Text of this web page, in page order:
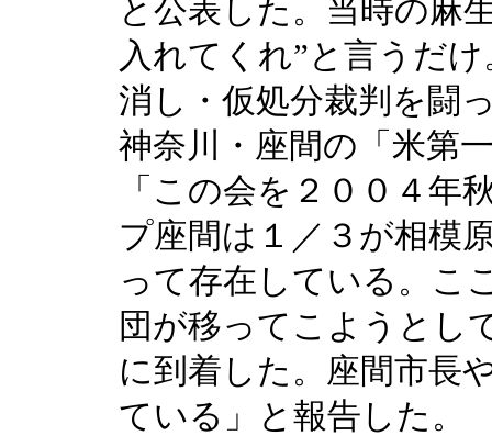
と公表した。当時の麻
入れてくれ”と言うだ
消し・仮処分裁判を闘
神奈川・座間の「米第
「この会を２００４年
プ座間は１／３が相模
って存在している。こ
団が移ってこようとし
に到着した。座間市長
ている」と報告した。